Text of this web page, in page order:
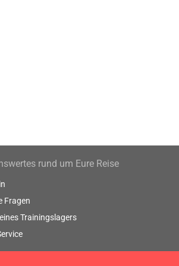
rund um Eure Reise
Fragen
Trainingslagers